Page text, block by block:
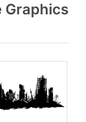
Graphics